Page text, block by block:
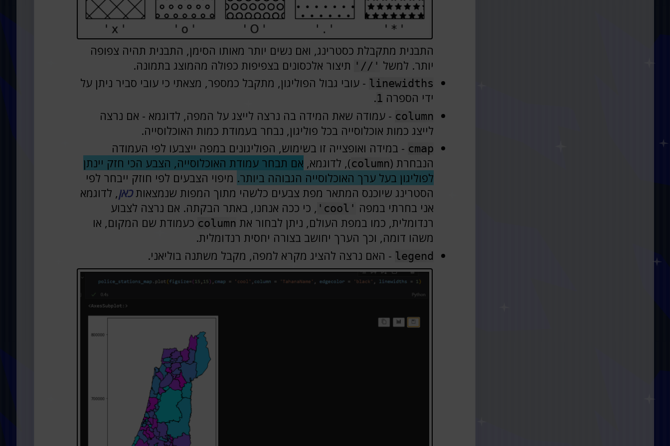
התבנית מתקבלת כסטרינג, ואם נשים יותר מאותו הסימן, התבנית תהיה צפופה
יותר. למשל '//' תיצור אלכסונים בצפיפות כפולה מהמוצג בתמונה.
linewidths - עובי גבול הפוליגון, מתקבל כמספר, מצאתי כי עובי סביר ניתן על
ידי הספרה 1
.
column - עמודה שאת המידה בה נרצה לייצג על המפה, לדוגמא - אם נרצה
לייצג כמות אוכלוסייה בכל פוליגון, נבחר בעמודת כמות האוכלוסייה.
cmap - במידה ואופצייה זו בשימוש, הפוליגונים במפה ייצבעו לפי העמודה
הנבחרת (column), לדוגמא, אם תבחר עמודת האוכלוסייה, הצבע הכי חזק יינתן
לפוליגון בעל ערך האוכלוסייה הגבוהה ביותר. מיפוי הצבעים לפי חוזק ייבחר לפי
הסטרינג שיוכנס המתאר מפת צבעים כלשהי מתוך המפות שנמצאותכאן, לדוגמא
אני בחרתי במפה 'cool' , כי ככה אנחנו, באתר הבקתה. אם נרצה לצבוע
רנדומלית, כמו במפת העולם, ניתן לבחור את column כעמודת שם המקום, או
משהו דומה, וכך הערך יחושב בצורה יחסית רנדומלית.
legend - האם נרצה להציג מקרא למפה, מקבל משתנה בוליאני.